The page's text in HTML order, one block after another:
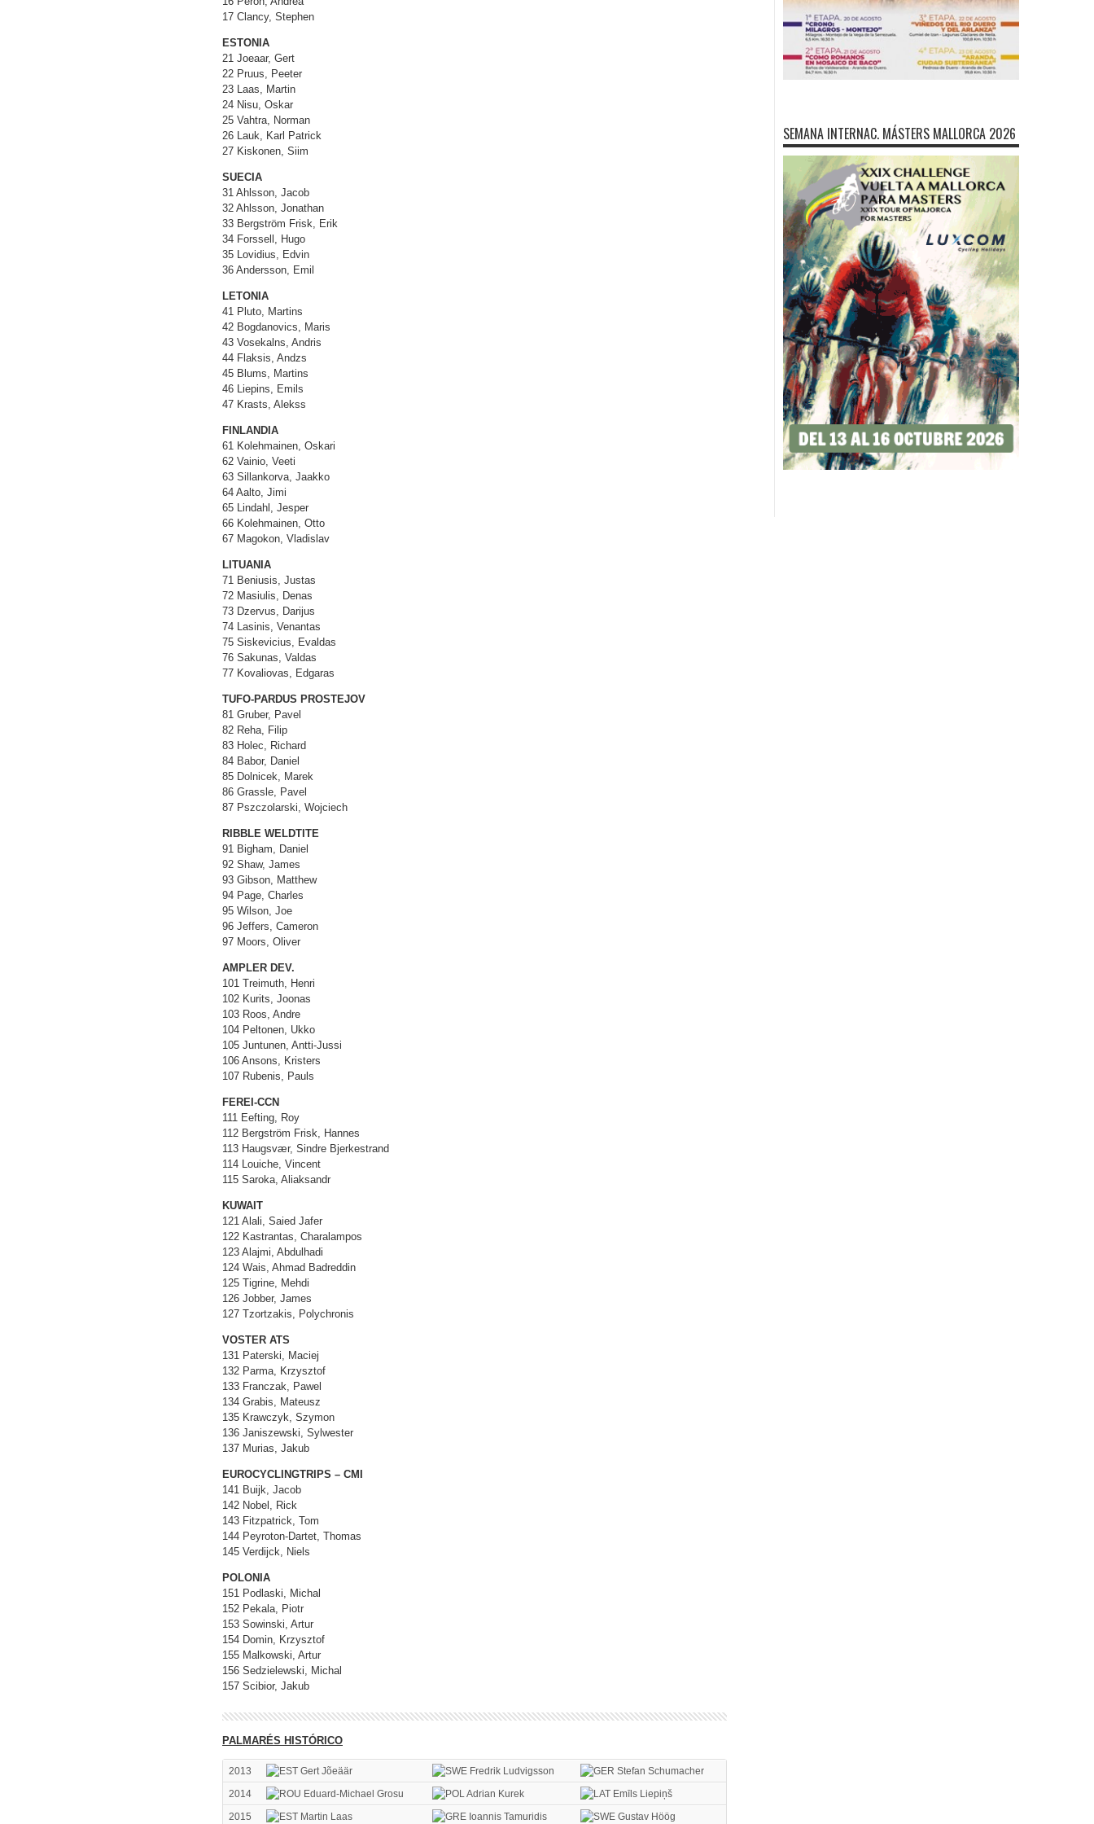
17 Clancy, Stephen
ESTONIA
21 Joeaar, Gert
22 Pruus, Peeter
23 Laas, Martin
24 Nisu, Oskar
25 Vahtra, Norman
26 Lauk, Karl Patrick
27 Kiskonen, Siim
SUECIA
31 Ahlsson, Jacob
32 Ahlsson, Jonathan
33 Bergström Frisk, Erik
34 Forssell, Hugo
35 Lovidius, Edvin
36 Andersson, Emil
LETONIA
41 Pluto, Martins
42 Bogdanovics, Maris
43 Vosekalns, Andris
44 Flaksis, Andzs
45 Blums, Martins
46 Liepins, Emils
47 Krasts, Alekss
FINLANDIA
61 Kolehmainen, Oskari
62 Vainio, Veeti
63 Sillankorva, Jaakko
64 Aalto, Jimi
65 Lindahl, Jesper
66 Kolehmainen, Otto
67 Magokon, Vladislav
LITUANIA
71 Beniusis, Justas
72 Masiulis, Denas
73 Dzervus, Darijus
74 Lasinis, Venantas
75 Siskevicius, Evaldas
76 Sakunas, Valdas
77 Kovaliovas, Edgaras
TUFO-PARDUS PROSTEJOV
81 Gruber, Pavel
82 Reha, Filip
83 Holec, Richard
84 Babor, Daniel
85 Dolnicek, Marek
86 Grassle, Pavel
87 Pszczolarski, Wojciech
RIBBLE WELDTITE
91 Bigham, Daniel
92 Shaw, James
93 Gibson, Matthew
94 Page, Charles
95 Wilson, Joe
96 Jeffers, Cameron
97 Moors, Oliver
AMPLER DEV.
101 Treimuth, Henri
102 Kurits, Joonas
103 Roos, Andre
104 Peltonen, Ukko
105 Juntunen, Antti-Jussi
106 Ansons, Kristers
107 Rubenis, Pauls
FEREI-CCN
111 Eefting, Roy
112 Bergström Frisk, Hannes
113 Haugsvær, Sindre Bjerkestrand
114 Louiche, Vincent
115 Saroka, Aliaksandr
KUWAIT
121 Alali, Saied Jafer
122 Kastrantas, Charalampos
123 Alajmi, Abdulhadi
124 Wais, Ahmad Badreddin
125 Tigrine, Mehdi
126 Jobber, James
127 Tzortzakis, Polychronis
VOSTER ATS
131 Paterski, Maciej
132 Parma, Krzysztof
133 Franczak, Pawel
134 Grabis, Mateusz
135 Krawczyk, Szymon
136 Janiszewski, Sylwester
137 Murias, Jakub
EUROCYCLINGTRIPS – CMI
141 Buijk, Jacob
142 Nobel, Rick
143 Fitzpatrick, Tom
144 Peyroton-Dartet, Thomas
145 Verdijck, Niels
POLONIA
151 Podlaski, Michal
152 Pekala, Piotr
153 Sowinski, Artur
154 Domin, Krzysztof
155 Malkowski, Artur
156 Sedzielewski, Michal
157 Scibior, Jakub
PALMARÉS HISTÓRICO
2013 Gert Jõeäär Fredrik Ludvigsson
Stefan Schumacher
2014
Eduard-Michael Grosu Adrian Kurek
Emīls Liepiņš
2015
Martin Laas Ioannis Tamuridis Gustav Höög
SEMANA INTERNAC. MÁSTERS MALLORCA 2026